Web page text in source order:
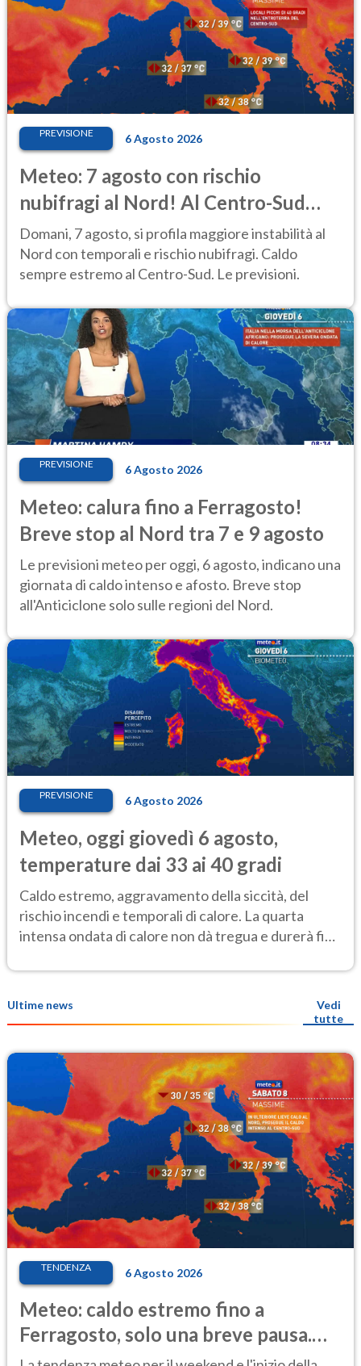
PREVISIONE 6 Agosto 2026
Meteo: 7 agosto con rischio
nubifragi al Nord! Al Centro-Sud
caldo estremo
Domani, 7 agosto, si profila maggiore instabilità al
Nord con temporali e rischio nubifragi. Caldo
sempre estremo al Centro-Sud. Le previsioni.
PREVISIONE 6 Agosto 2026
Meteo: calura fino a Ferragosto!
Breve stop al Nord tra 7 e 9 agosto
Le previsioni meteo per oggi, 6 agosto, indicano una
giornata di caldo intenso e afosto. Breve stop
all'Anticiclone solo sulle regioni del Nord.
PREVISIONE 6 Agosto 2026
Meteo, oggi giovedì 6 agosto,
temperature dai 33 ai 40 gradi
Caldo estremo, aggravamento della siccità, del
rischio incendi e temporali di calore. La quarta
intensa ondata di calore non dà tregua e durerà fino
Ultime news
Vedi
tutte
TENDENZA 6 Agosto 2026
Meteo: caldo estremo fino a
Ferragosto, solo una breve pausa.
Ecco dove